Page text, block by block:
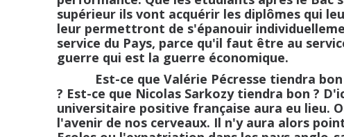
supérieur ils vont acquérir les diplômes qui
leur permettront de s'épanouir
service du Pays, parce qu'il faut être au
guerre qui est la guerre économique.
Est-ce que Valérie Pécresse tiendra bon
? Est-ce que Nicolas Sarkozy tiendra bon ?
universitaire positive française aura eu lieu.
l'avenir de nos cerveaux. Il n'y aura alors